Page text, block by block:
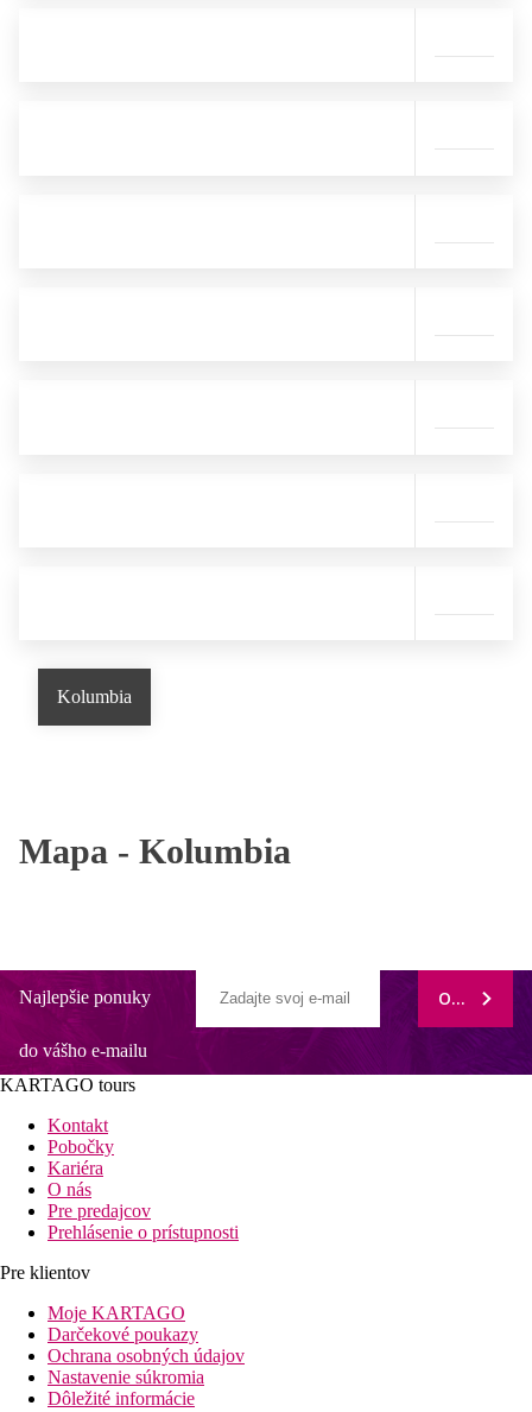
Kolumbia
Mapa - Kolumbia
Najlepšie ponuky
do vášho e-mailu
ODOBERAŤ
KARTAGO tours
Kontakt
Pobočky
Kariéra
O nás
Pre predajcov
Prehlásenie o prístupnosti
Pre klientov
Moje KARTAGO
Darčekové poukazy
Ochrana osobných údajov
Nastavenie súkromia
Dôležité informácie